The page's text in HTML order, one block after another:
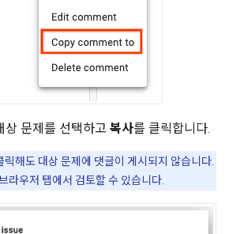
상 문제를 선택하고 복사를 클릭합니다.
릭해도 대상 문제에 댓글이 게시되지 않습니다.
라우저 탭에서 검토할 수 있습니다.